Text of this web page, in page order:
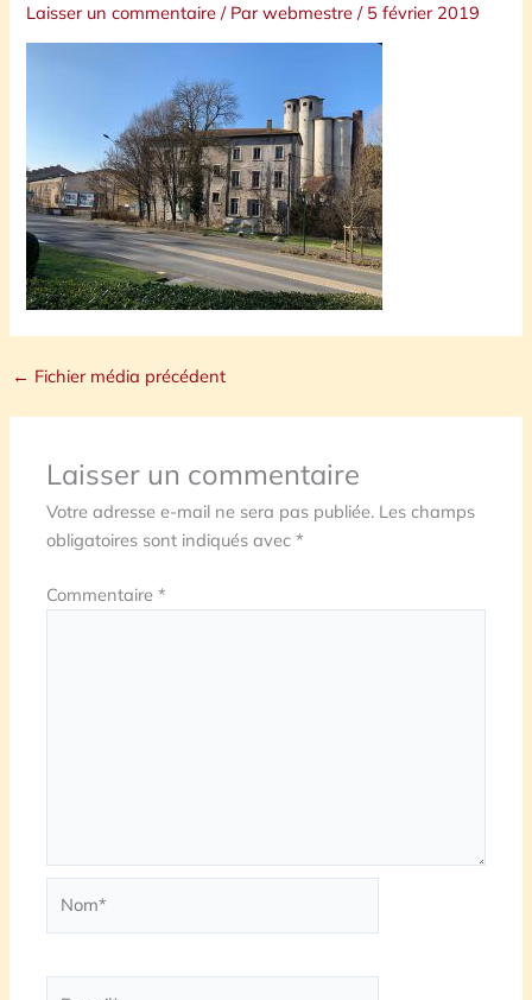
Laisser un commentaire / Parwebmestre/ 5 février 2019
← Fichier média précédent
Laisser un commentaire
Votre adresse e-mail ne sera pas publiée. Les champs
obligatoires sont indiqués avec*
Commentaire*